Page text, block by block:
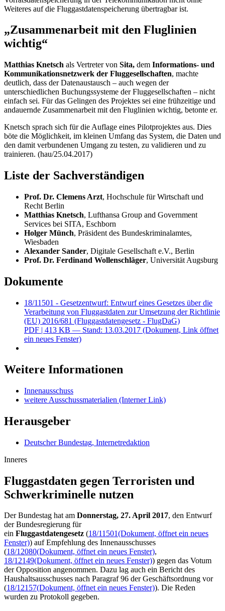
Weiteres auf die Fluggastdatenspeicherung übertragbar ist.
„Zusammenarbeit mit den Fluglinien
wichtig“
Matthias Knetsch als Vertreter von Sita, dem Informations- und
Kommunikationsnetzwerk der Fluggesellschaften, machte
deutlich, dass der Datenaustausch – auch wegen der
unterschiedlichen Buchungssysteme der Fluggesellschaften – nicht
einfach sei. Für das Gelingen des Projektes sei eine frühzeitige und
andauernde Zusammenarbeit mit den Fluglinien wichtig, betonte er.
Knetsch sprach sich für die Auflage eines Pilotprojektes aus. Dies
böte die Möglichkeit, im kleinen Umfang das System, die Daten und
den damit verbundenen Umgang zu testen, zu validieren und zu
trainieren. (hau/25.04.2017)
Liste der Sachverständigen
Prof. Dr. Clemens Arzt, Hochschule für Wirtschaft und
Recht Berlin
Matthias Knetsch, Lufthansa Group and Government
Services bei SITA, Eschborn
Holger Münch, Präsident des Bundeskriminalamtes,
Wiesbaden
Alexander Sander, Digitale Gesellschaft e.V., Berlin
Prof. Dr. Ferdinand Wollenschläger, Universität Augsburg
Dokumente
18/11501 - Gesetzentwurf: Entwurf eines Gesetzes über die
Verarbeitung von Fluggastdaten zur Umsetzung der Richtlinie
(EU) 2016/681 (Fluggastdatengesetz - FlugDaG)
PDF | 413 KB — Stand: 13.03.2017 (Dokument, Link öffnet
ein neues Fenster)
Weitere Informationen
Innenausschuss
weitere Ausschussmaterialien (Interner Link)
Herausgeber
Deutscher Bundestag, Internetredaktion
Inneres
Fluggastdaten gegen Terroristen und
Schwerkriminelle nutzen
Der Bundestag hat am Donnerstag, 27. April 2017, den Entwurf
der Bundesregierung für
ein Fluggastdatengesetz (18/11501(Dokument, öffnet ein neues
Fenster)) auf Empfehlung des Innenausschusses
(18/12080(Dokument, öffnet ein neues Fenster),
18/12149(Dokument, öffnet ein neues Fenster)) gegen das Votum
der Opposition angenommen. Dazu lag auch ein Bericht des
Haushaltsausschusses nach Paragraf 96 der Geschäftsordnung vor
(18/12157(Dokument, öffnet ein neues Fenster)). Die Reden
wurden zu Protokoll gegeben.